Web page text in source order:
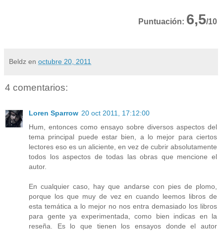
Puntuación: 6,5/10
Beldz en octubre 20, 2011
4 comentarios:
Loren Sparrow 20 oct 2011, 17:12:00
Hum, entonces como ensayo sobre diversos aspectos del
tema principal puede estar bien, a lo mejor para ciertos
lectores eso es un aliciente, en vez de cubrir absolutamente
todos los aspectos de todas las obras que mencione el
autor.
En cualquier caso, hay que andarse con pies de plomo,
porque los que muy de vez en cuando leemos libros de
esta temática a lo mejor no nos entra demasiado los libros
para gente ya experimentada, como bien indicas en la
reseña. Es lo que tienen los ensayos donde el autor